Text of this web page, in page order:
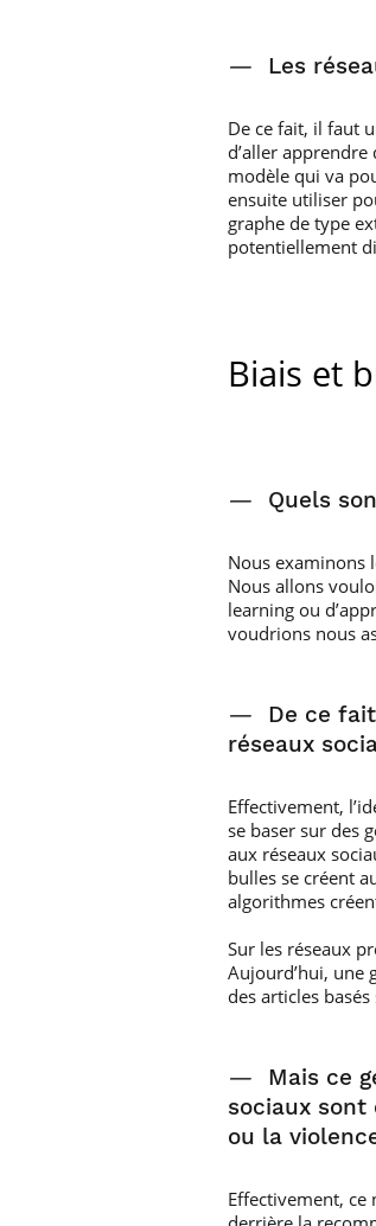
— Les
De ce fait, il faut
d’aller
modèle qui va
ensuite utiliser
graphe de type
potentiellement
Biais et
— Quels
Nous examinons
Nous allons
learning ou
voudrions nous
—
De ce
réseaux
Effectivement,
se baser sur des
aux réseaux
bulles se créent
algorithmes
Sur les réseaux
Aujourd’hui, une
des articles
—
Mais ce
sociaux sont
ou la
Effectivement, ce